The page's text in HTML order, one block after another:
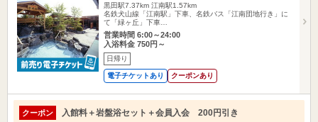
黒田駅7.37km 江南駅1.57km
名鉄犬山線「江南駅」下車、名鉄バス「江南団地行き」に
て「緑ヶ丘」下車…
営業時間 6:00～24:00
入浴料金 750円～
日帰り
電子チケットあり クーポンあり
クーポン 入館料＋岩盤浴セット＋会員入会 200円引き